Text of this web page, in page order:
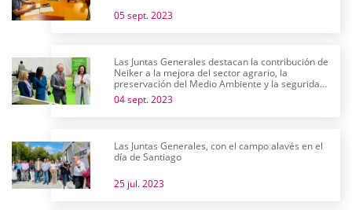
05 sept. 2023
Las Juntas Generales destacan la contribución de
Neiker a la mejora del sector agrario, la
preservación del Medio Ambiente y la seguridad
alimentaria en su 25 aniversario
04 sept. 2023
Las Juntas Generales, con el campo alavés en el
día de Santiago
25 jul. 2023